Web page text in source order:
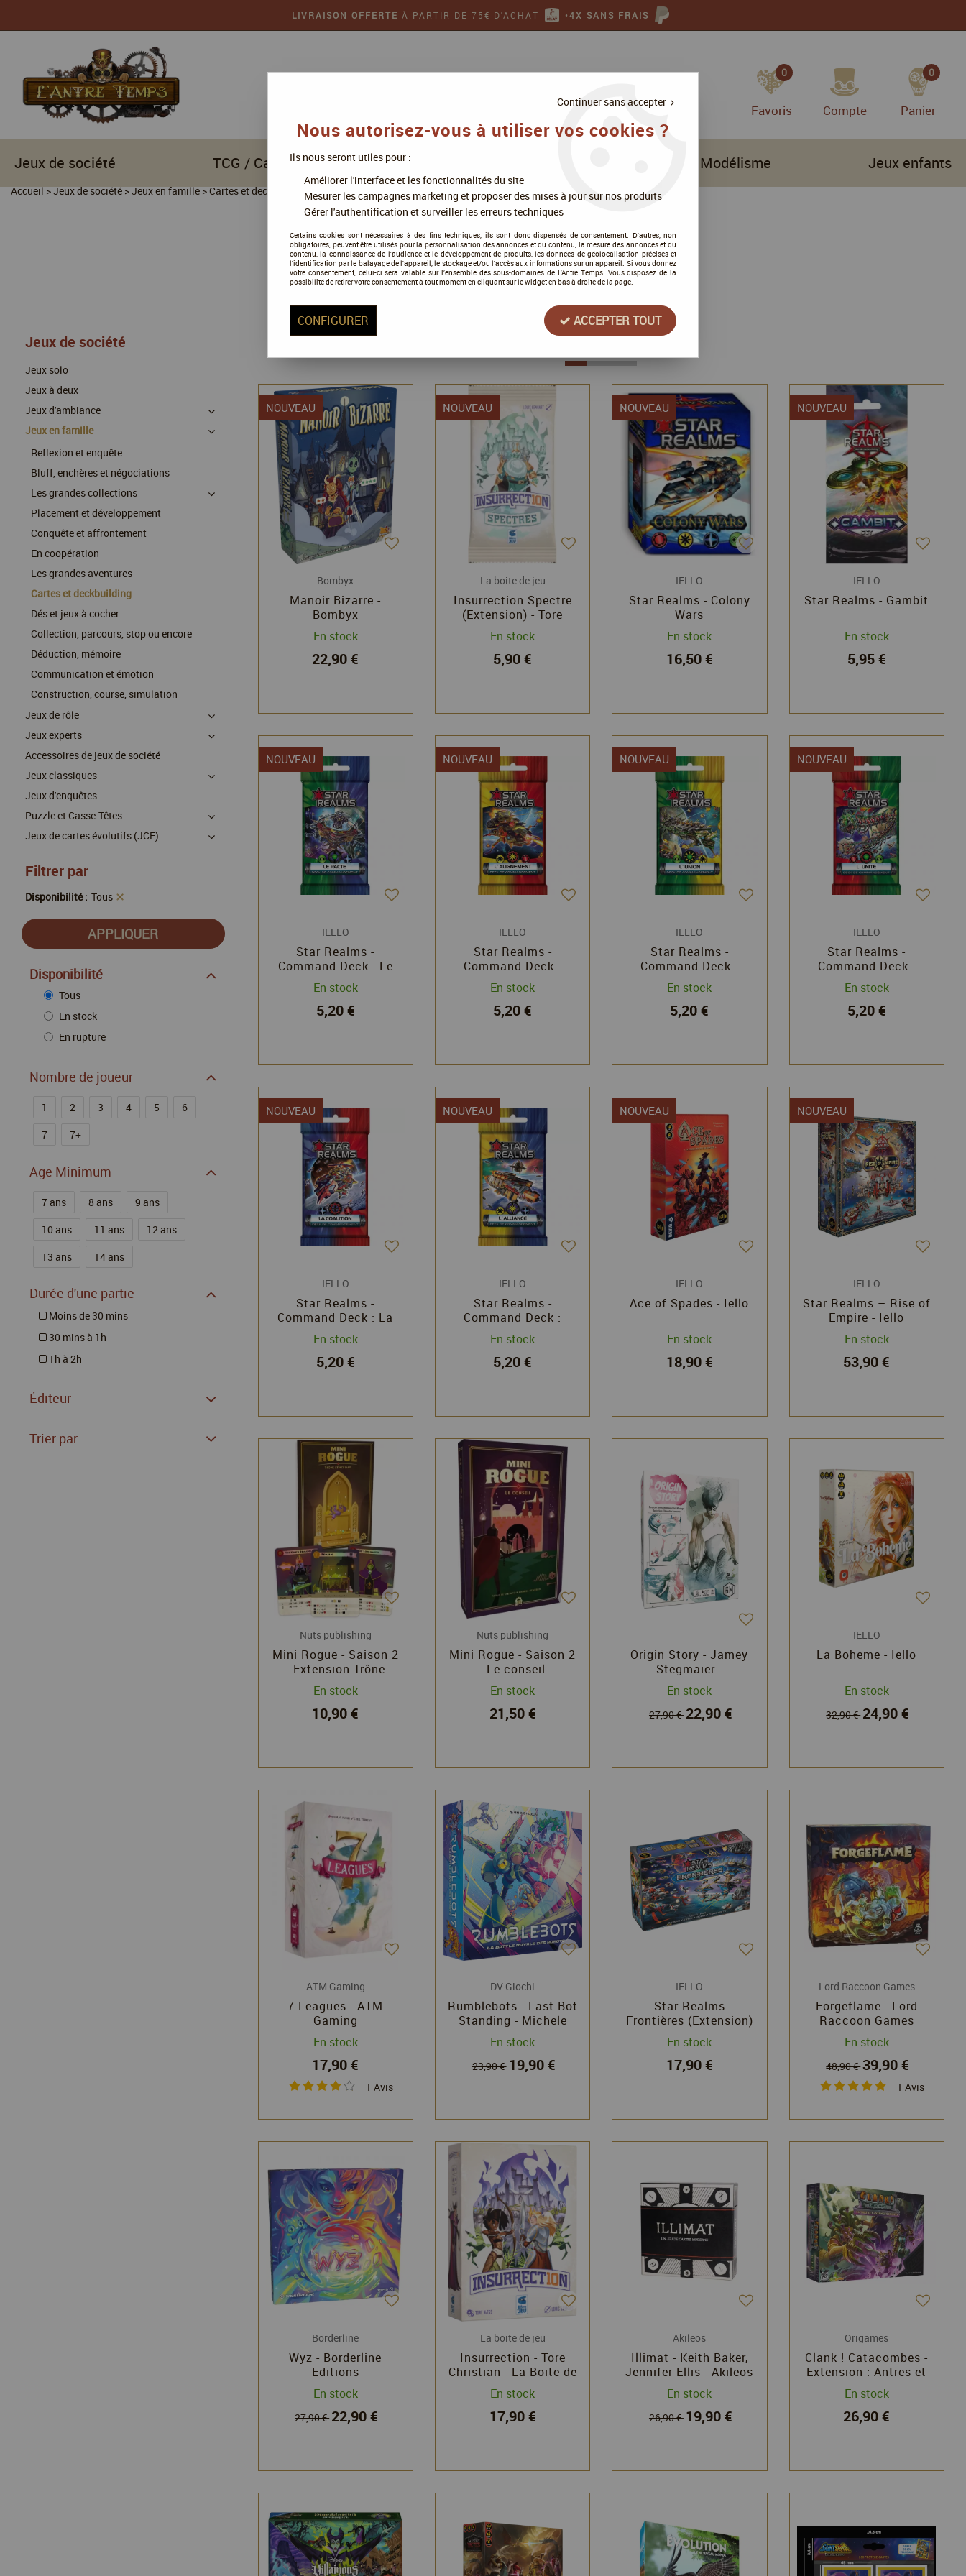
LIVRAISON OFFERTE À PARTIR DE 75€ D'ACHAT •4X SANS FRAIS
0
Favoris Compte
0
Panier
Jeux de société TCG / Cartes à collectionner Modélisme Jeux enfants
Accueil>Jeux de société>Jeux en famille>Cartes et deckbuilding
Cartes et deckbuilding
Tous nos produits de la gamme
Jeux de société
Jeux solo
Jeux à deux
Jeux d'ambiance
Jeux en famille
Reflexion et enquête
Bluff, enchères et négociations
Les grandes collections
Placement et développement
Conquête et affrontement
En coopération
Les grandes aventures
Cartes et deckbuilding
Dés et jeux à cocher
Collection, parcours, stop ou encore
Déduction, mémoire
Communication et émotion
Construction, course, simulation
Jeux de rôle
Jeux experts
Accessoires de jeux de société
Jeux classiques
Jeux d'enquêtes
Puzzle et Casse-Têtes
Jeux de cartes évolutifs (JCE)
Filtrer par
Disponibilité : Tous
Disponibilité
Tous
En stock
En rupture
Nombre de joueur
1 2 3 4 5
6
7
7+
Age Minimum
7 ans 8 ans
9 ans
10 ans
11 ans
12 ans
13 ans
14 ans
Durée d'une partie
Moins de 30 mins
30 mins à 1h
1h à 2h
Éditeur
Trier par
NOUVEAU
Bombyx
Manoir Bizarre -
Bombyx
En stock
22,90 €
NOUVEAU
La boite de jeu
Insurrection Spectre
(Extension) - Tore
Christian - La Boite de
Jeu
En stock
5,90 €
NOUVEAU
IELLO
Star Realms - Colony
Wars
En stock
16,50 €
NOUVEAU
IELLO
Star Realms - Gambit
En stock
5,95 €
NOUVEAU
IELLO
Star Realms -
Command Deck : Le
Pacte
En stock
5,20 €
NOUVEAU
IELLO
Star Realms -
Command Deck :
L'Alignement
En stock
5,20 €
NOUVEAU
IELLO
Star Realms -
Command Deck :
L'Union
En stock
5,20 €
NOUVEAU
IELLO
Star Realms -
Command Deck :
L'Unité
En stock
5,20 €
NOUVEAU
IELLO
Star Realms -
Command Deck : La
Coalition
En stock
5,20 €
NOUVEAU
IELLO
Star Realms -
Command Deck :
L’Alliance
En stock
5,20 €
NOUVEAU
IELLO
Ace of Spades - Iello
En stock
18,90 €
NOUVEAU
IELLO
Star Realms – Rise of
Empire - Iello
En stock
53,90 €
Nuts publishing
Mini Rogue - Saison 2
: Extension Trône
Etincelant
En stock
10,90 €
Nuts publishing
Mini Rogue - Saison 2
: Le conseil
En stock
21,50 €
Origin Story - Jamey
Stegmaier -
Stonemaier Games
En stock
27,90 € 22,90 €
IELLO
La Boheme - Iello
En stock
32,90 €24,90 €
ATM Gaming
7 Leagues - ATM
Gaming
En stock
17,90 €
1 Avis
DV Giochi
Rumblebots : Last Bot
Standing - Michele
Piccolini - dV Giochi
En stock
23,90 € 19,90 €
IELLO
Star Realms
Frontières (Extension)
- Iello
En stock
17,90 €
Lord Raccoon Games
Forgeflame - Lord
Raccoon Games
En stock
48,90 €39,90 €
1 Avis
Borderline
Wyz - Borderline
Editions
En stock
27,90 € 22,90 €
La boite de jeu
Insurrection - Tore
Christian - La Boite de
Jeu
En stock
17,90 €
Akileos
Illimat - Keith Baker,
Jennifer Ellis - Akileos
En stock
26,90 € 19,90 €
Origames
Clank ! Catacombes -
Extension : Antres et
Cavernes oubliées-
Paul Dennen -
Origames
En stock
26,90 €
Continuer sans accepter
Nous autorisez-vous à utiliser vos cookies ?
Ils nous seront utiles pour :
Améliorer l'interface et les fonctionnalités du site
Mesurer les campagnes marketing et proposer des mises à jour sur nos produits
Gérer l'authentification et surveiller les erreurs techniques
Certains cookies sont nécessaires à des fins techniques, ils sont donc dispensés de consentement. D'autres, non
obligatoires, peuvent être utilisés pour la personnalisation des annonces et du contenu, la mesure des annonces et du
contenu, la connaissance de l'audience et le développement de produits, les données de géolocalisation précises et
l'identification par le balayage de l'appareil, le stockage et/ou l'accès aux informations sur un appareil. Si vous donnez
votre consentement, celui-ci sera valable sur l’ensemble des sous-domaines de L'Antre Temps. Vous disposez de la
possibilité de retirer votre consentement à tout moment en cliquant sur le widget en bas à droite de la page.
CONFIGURER ACCEPTER TOUT